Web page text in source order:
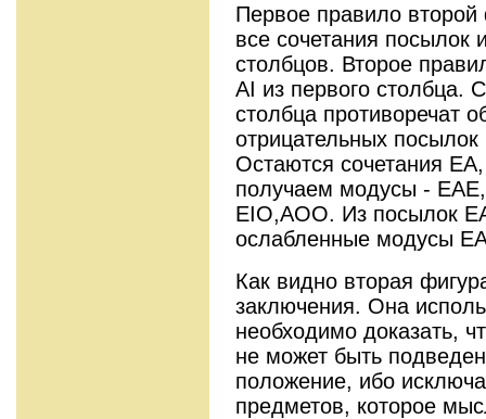
Первое правило второй
все сочетания посылок
столбцов. Второе
АI из первого столбца.
столбца противоречат
отрицательных
Остаются сочетания
получаем модусы -
EIO,AOO. Из посылок
ослабленные модусы
Как видно вторая
заключения. Она
необходимо доказать,
не может быть
положение, ибо
предметов, которое